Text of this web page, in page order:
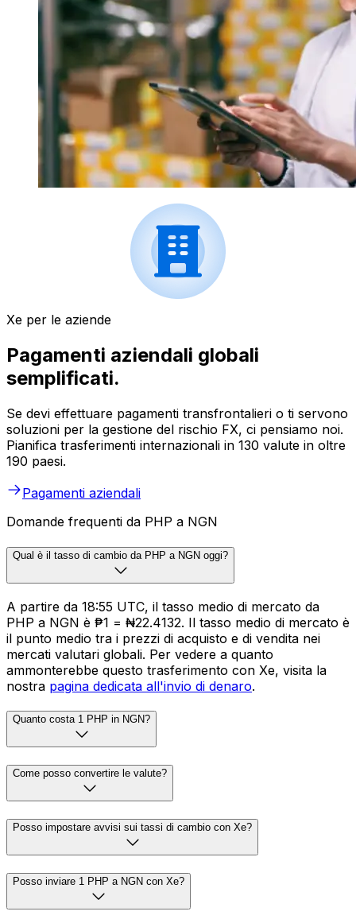
Xe per le aziende
Pagamenti aziendali globali
semplificati.
Se devi effettuare pagamenti transfrontalieri o ti servono
soluzioni per la gestione del rischio FX, ci pensiamo noi.
Pianifica trasferimenti internazionali in 130 valute in oltre
190 paesi.
Pagamenti aziendali
Domande frequenti da PHP a NGN
Qual è il tasso di cambio da PHP a NGN oggi?
A partire da 18:55 UTC, il tasso medio di mercato da
PHP a NGN è ₱1 = ₦22.4132. Il tasso medio di mercato è
il punto medio tra i prezzi di acquisto e di vendita nei
mercati valutari globali. Per vedere a quanto
ammonterebbe questo trasferimento con Xe, visita la
nostra pagina dedicata all'invio di denaro.
Quanto costa 1 PHP in NGN?
Come posso convertire le valute?
Posso impostare avvisi sui tassi di cambio con Xe?
Posso inviare 1 PHP a NGN con Xe?